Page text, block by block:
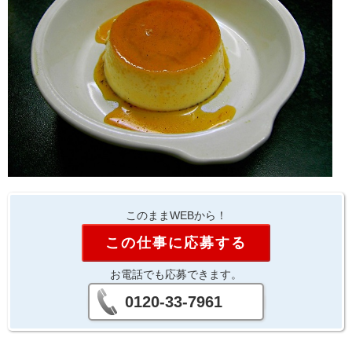
このままWEBから！
この仕事に応募する
お電話でも応募できます。
0120-33-7961